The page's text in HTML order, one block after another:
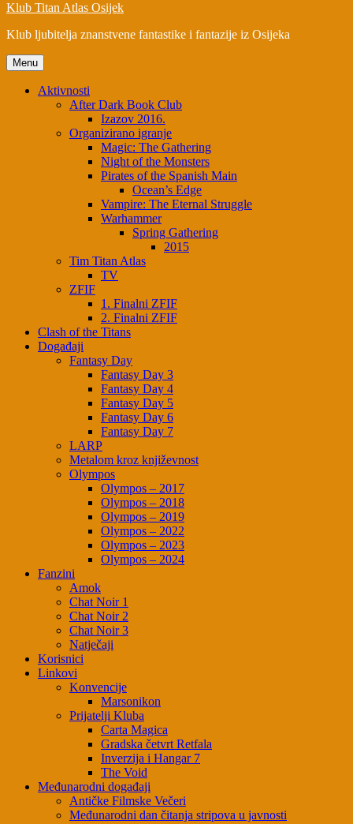
Klub Titan Atlas Osijek
Klub ljubitelja znanstvene fantastike i fantazije iz Osijeka
Menu
Aktivnosti
After Dark Book Club
Izazov 2016.
Organizirano igranje
Magic: The Gathering
Night of the Monsters
Pirates of the Spanish Main
Ocean’s Edge
Vampire: The Eternal Struggle
Warhammer
Spring Gathering
2015
Tim Titan Atlas
TV
ZFIF
1. Finalni ZFIF
2. Finalni ZFIF
Clash of the Titans
Događaji
Fantasy Day
Fantasy Day 3
Fantasy Day 4
Fantasy Day 5
Fantasy Day 6
Fantasy Day 7
LARP
Metalom kroz književnost
Olympos
Olympos – 2017
Olympos – 2018
Olympos – 2019
Olympos – 2022
Olympos – 2023
Olympos – 2024
Fanzini
Amok
Chat Noir 1
Chat Noir 2
Chat Noir 3
Natječaji
Korisnici
Linkovi
Konvencije
Marsonikon
Prijatelji Kluba
Carta Magica
Gradska četvrt Retfala
Inverzija i Hangar 7
The Void
Međunarodni događaji
Antičke Filmske Večeri
Međunarodni dan čitanja stripova u javnosti